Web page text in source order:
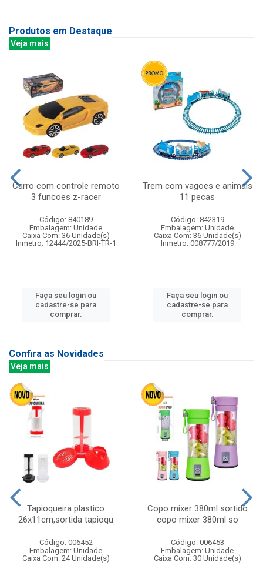
Produtos em Destaque
Veja mais
Carro com controle remoto
3 funcoes z-racer
Código: 840189
Embalagem: Unidade
Caixa Com: 36 Unidade(s)
Inmetro: 12444/2025-BRI-TR-1
Faça seu login ou
cadastre-se para
comprar.
Trem com vagoes e animais
11 pecas
Código: 842319
Embalagem: Unidade
Caixa Com: 36 Unidade(s)
Inmetro: 008777/2019
Faça seu login ou
cadastre-se para
comprar.
Confira as Novidades
Veja mais
Tapioqueira plastico
26x11cm,sortida tapioqu
Código: 006452
Embalagem: Unidade
Caixa Com: 24 Unidade(s)
Copo mixer 380ml sortido
copo mixer 380ml so
Código: 006453
Embalagem: Unidade
Caixa Com: 30 Unidade(s)